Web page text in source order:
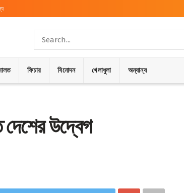
ফিচার বিনোদন খেলাধুলা অন্যান্য
দেশের উদ্বেগ